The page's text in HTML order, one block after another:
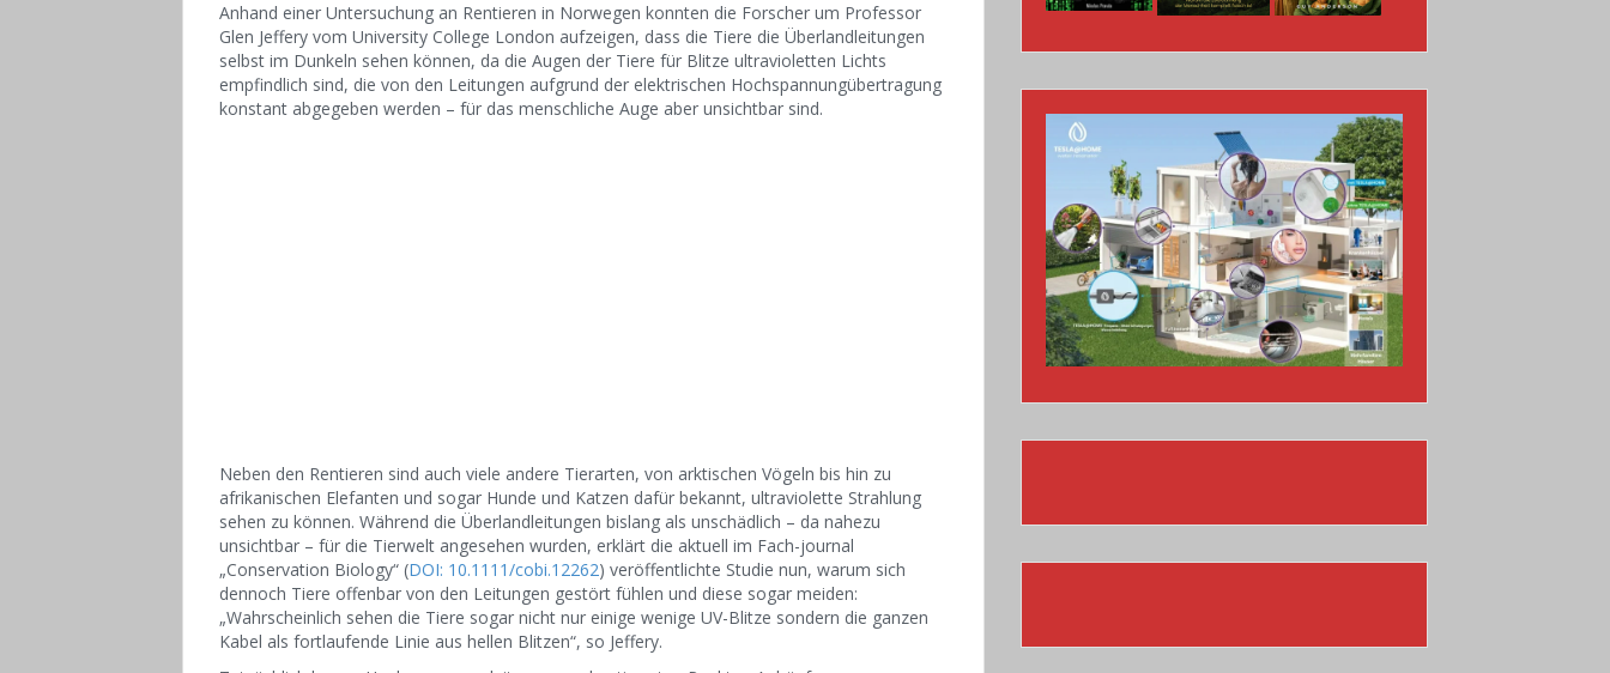
Anhand einer Untersuchung an Rentieren in Norwegen konnten die Forscher um Professor
Glen Jeffery vom University College London aufzeigen, dass die Tiere die Überlandleitungen
selbst im Dunkeln sehen können, da die Augen der Tiere für Blitze ultravioletten Lichts
empfindlich sind, die von den Leitungen aufgrund der elektrischen Hochspannungübertragung
konstant abgegeben werden – für das menschliche Auge aber unsichtbar sind.
Neben den Rentieren sind auch viele andere Tierarten, von arktischen Vögeln bis hin zu
afrikanischen Elefanten und sogar Hunde und Katzen dafür bekannt, ultraviolette Strahlung
sehen zu können. Während die Überlandleitungen bislang als unschädlich – da nahezu
unsichtbar – für die Tierwelt angesehen wurden, erklärt die aktuell im Fach-journal
„Conservation Biology“ (DOI: 10.1111/cobi.12262) veröffentlichte Studie nun, warum sich
dennoch Tiere offenbar von den Leitungen gestört fühlen und diese sogar meiden:
„Wahrscheinlich sehen die Tiere sogar nicht nur einige wenige UV-Blitze sondern die ganzen
Kabel als fortlaufende Linie aus hellen Blitzen“, so Jeffery.